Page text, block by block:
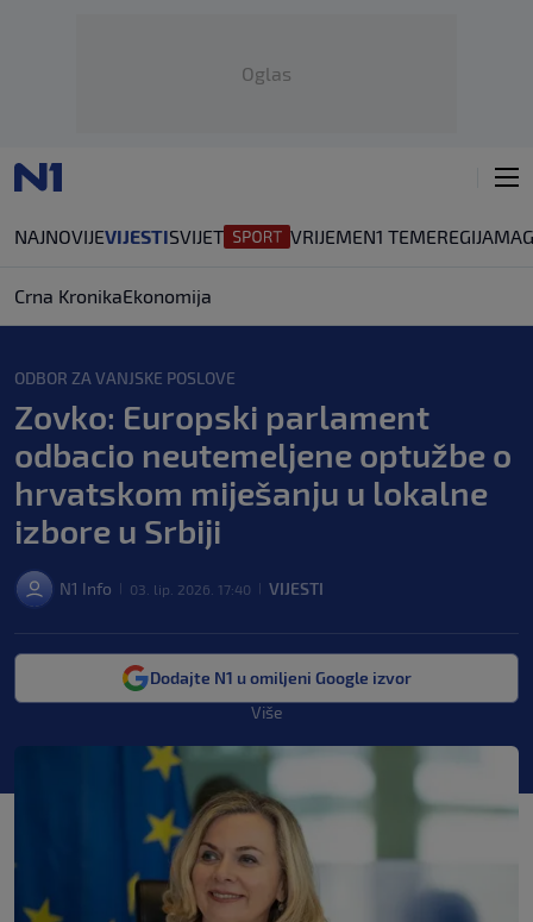
Oglas
NAJNOVIJEVIJESTISVIJET VRIJEMEN1 TEMEREGIJA
Crna KronikaEkonomija
ODBOR ZA VANJSKE POSLOVE
Zovko: Europski parlament
odbacio neutemeljene optužbe o
hrvatskom miješanju u lokalne
izbore u Srbiji
N1 Info 03. lip. 2026. 17:40 VIJESTI
Dodajte N1 u omiljeni Google izvor
Više